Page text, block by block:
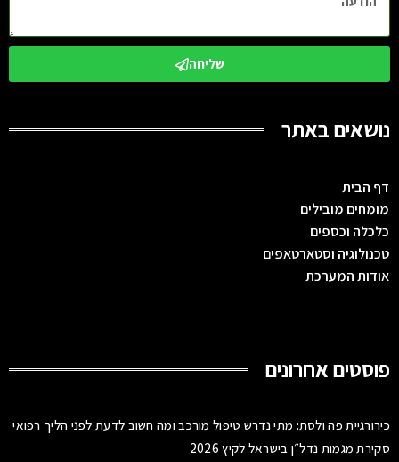
שליחה
נושאים באתר
דף הבית
מומחים מובילים
כלכלה וכספים
טכנולוגיה וסטארטאפים
אודות המערכת
פוסטים אחרונים
כירורגיית פה ולסת: מתי נדרש טיפול מורכב ומה חשוב לדעת לפני הליך רפואי
סקירת מגמות נדל״ן בישראל לקיץ 2026